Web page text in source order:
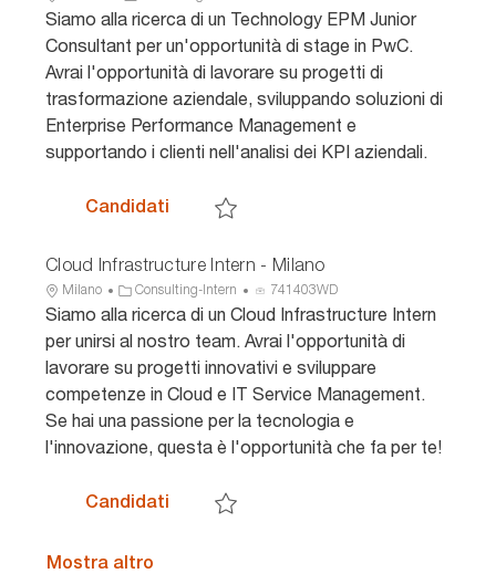
b
i
a
z
o
a
g
o
r
i
D
a
n
u
n
c
Siamo alla ricerca di un Technology EPM Junior
Consultant per un'opportunità di stage in PwC.
Avrai l'opportunità di lavorare su progetti di
trasformazione aziendale, sviluppando soluzioni di
Enterprise Performance Management e
supportando i clienti nell'analisi dei KPI aziendali.
CandidatiTechnology EPM Junior Consultant -
Cloud Infrastructure Intern - Milano
U
b
c
a
z
i
o
Milano
C
a
g
o
r
i
Consulting-Intern
D
a
n
u
n
c
741403WD
Siamo alla ricerca di un Cloud Infrastructure Intern
per unirsi al nostro team. Avrai l'opportunità di
lavorare su progetti innovativi e sviluppare
competenze in Cloud e IT Service Management.
Se hai una passione per la tecnologia e
l'innovazione, questa è l'opportunità che fa per te!
CandidatiCloud Infrastructure Intern - Milano
Mostra altro